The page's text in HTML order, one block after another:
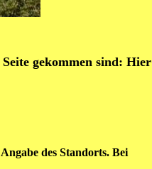
gekommen sind: Hier
des Standorts. Bei